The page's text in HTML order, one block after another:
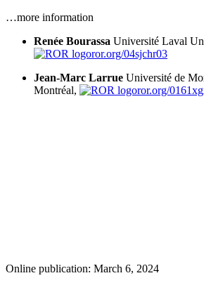
…more information
Renée Bourassa Université Laval
ror.org/04sjchr03
Jean-Marc Larrue Université de
Montréal,
ror.org/
Online publication: March 6, 2024